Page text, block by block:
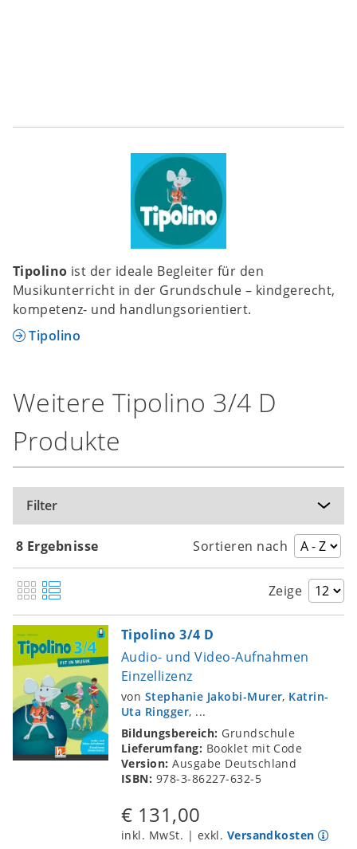
Tipolino ist der ideale Begleiter für den
Musikunterricht in der Grundschule – kindgerecht,
kompetenz- und handlungsorientiert.
Tipolino
Weitere Tipolino 3/4 D
Produkte
Filter
8 Ergebnisse Sortieren nach
Zeige
Tipolino 3/4 D
Audio- und Video-Aufnahmen
Einzellizenz
von Stephanie Jakobi-Murer, Katrin-
Uta Ringger, ...
Bildungsbereich: Grundschule
Lieferumfang: Booklet mit Code
Version:Ausgabe Deutschland
ISBN: 978-3-86227-632-5
€ 131,00
inkl. MwSt. | exkl. Versandkosten